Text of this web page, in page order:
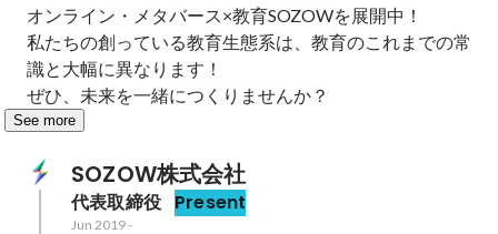
オンライン・メタバース×教育SOZOWを展開中！
私たちの創っている教育生態系は、教育のこれまでの常
識と大幅に異なります！
ぜひ、未来を一緒につくりませんか？
See more
SOZOW株式会社
代表取締役 Present
Jun 2019-